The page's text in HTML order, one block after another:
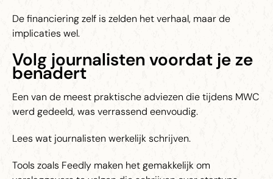
De financiering zelf is zelden het verhaal, maar de
implicaties wel.
Volg journalisten voordat je ze
benadert
Een van de meest praktische adviezen die tijdens MWC
werd gedeeld, was verrassend eenvoudig.
Lees wat journalisten werkelijk schrijven.
Tools zoals Feedly maken het gemakkelijk om